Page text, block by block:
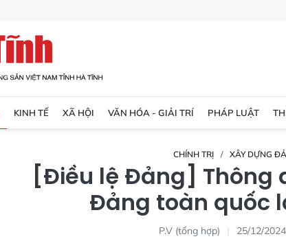
KINH TẾ XÃ HỘI VĂN HÓA - GIẢI TRÍ PHÁP LUẬT
CHÍNH TRỊ XÂY DỰNG
[Điều lệ Đảng] Thông
Đảng toàn quốc
P.V (tổng hợp)
25/12/